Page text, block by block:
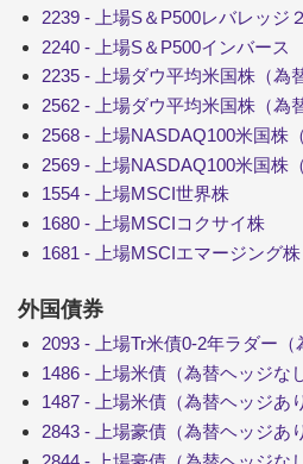
2239 - 上場S＆P500レバレッジ
2240 - 上場S＆P500インバース
2235 - 上場ダウ平均米国株（為
2562 - 上場ダウ平均米国株（為
2568 - 上場NASDAQ100米国株
2569 - 上場NASDAQ100米国株
1554 - 上場MSCI世界株
1680 - 上場MSCIコクサイ株
1681 - 上場MSCIエマージング株
外国債券
2093 - 上場Tr米債0-2年ラダー（
1486 - 上場米債（為替ヘッジなし
1487 - 上場米債（為替ヘッジあり
2843 - 上場豪債（為替ヘッジあり